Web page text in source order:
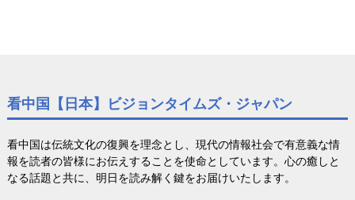
看中国【日本】ビジョンタイムズ・ジャパン
看中国は伝統文化の復興を理念とし、現代の情報社会で有意義な情
報を読者の皆様にお伝えすることを使命としています。心の癒しと
なる話題と共に、明日を読み解く鍵をお届けいたします。